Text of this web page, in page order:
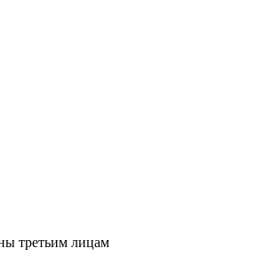
третьим лицам